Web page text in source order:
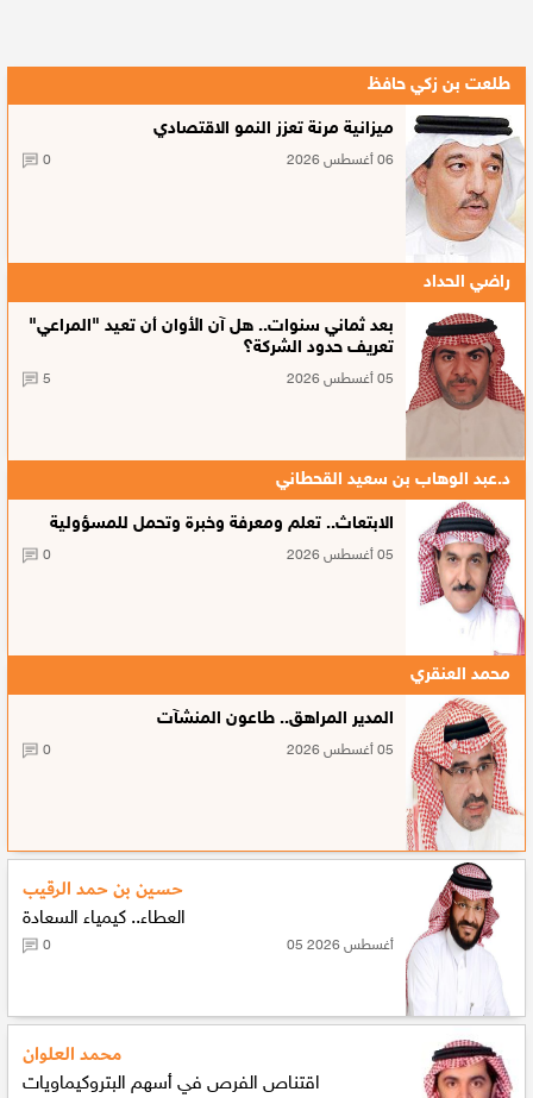
طلعت بن زكي حافظ
ميزانية مرنة تعزز النمو الاقتصادي
06 أغسطس 2026 0
راضي الحداد
بعد ثماني سنوات.. هل آن الأوان أن تعيد "المراعي"
تعريف حدود الشركة؟
05 أغسطس 2026 5
د.عبد الوهاب بن سعيد القحطاني
الابتعاث.. تعلم ومعرفة وخبرة وتحمل للمسؤولية
05 أغسطس 2026 0
محمد العنقري
المدير المراهق.. طاعون المنشآت
05 أغسطس 2026 0
حسين بن حمد الرقيب
العطاء.. كيمياء السعادة
05 أغسطس 2026 0
محمد العلوان
اقتناص الفرص في أسهم البتروكيماويات